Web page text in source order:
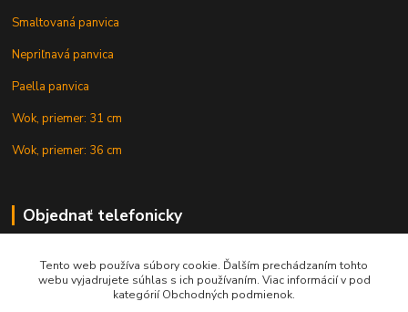
Smaltovaná panvica
Nepriľnavá panvica
Paella panvica
Wok, priemer: 31 cm
Wok, priemer: 36 cm
Objednať telefonicky
+421 902 212 007
Tento web používa súbory cookie. Ďalším prechádzaním tohto
webu vyjadrujete súhlas s ich používaním. Viac informácií v pod
kategórií Obchodných podmienok.